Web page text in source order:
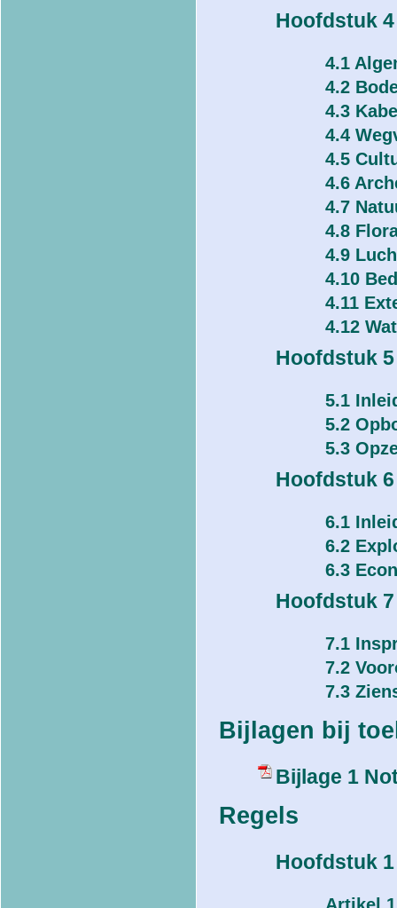
Hoofdstuk
4.1
4.2
4.3
4.4
4.5
4.6
4.7
4.8
4.9
4.10
4.11
4.12
Hoofdstuk
5.1
5.2
5.3
Hoofdstuk
6.1
6.2
6.3
Hoofdstuk
7.1
7.2
7.3
Bijlagen bij
Bijlage 1
Regels
Hoofdstuk